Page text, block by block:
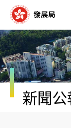
容
開
始
新聞